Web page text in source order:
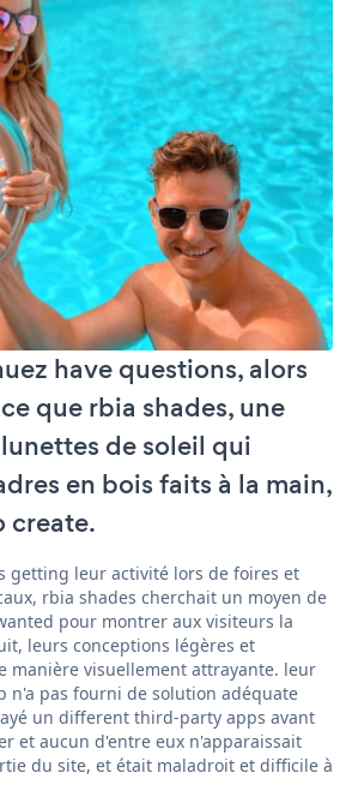
have questions, alors
que rbia shades, une
de soleil qui
en bois faits à la main,
create.
getting leur activité lors de foires et
rbia shades cherchait un moyen de
pour montrer aux visiteurs la
leurs conceptions légères et
manière visuellement attrayante. leur
n'a pas fourni de solution adéquate
un different third-party apps avant
et aucun d'entre eux n'apparaissait
du site, et était maladroit et difficile à